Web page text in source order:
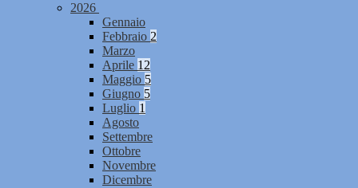
2026
Gennaio
Febbraio 2
Marzo
Aprile 12
Maggio 5
Giugno 5
Luglio 1
Agosto
Settembre
Ottobre
Novembre
Dicembre